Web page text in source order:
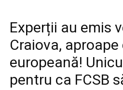
Experții au emis
Craiova,
europeană!
pentru ca FCSB